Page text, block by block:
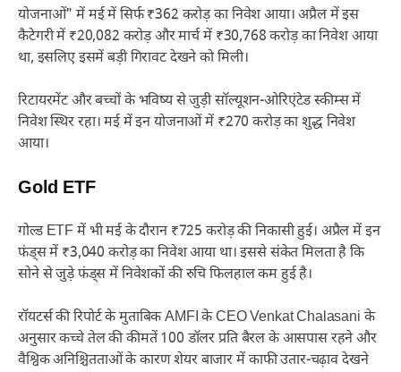
योजनाओं" में मई में सिर्फ ₹362 करोड़ का निवेश आया। अप्रैल में इस
कैटेगरी में ₹20,082 करोड़ और मार्च में ₹30,768 करोड़ का निवेश आया
था, इसलिए इसमें बड़ी गिरावट देखने को मिली।
रिटायरमेंट और बच्चों के भविष्य से जुड़ी सॉल्यूशन-ओरिएंटेड स्कीम्स में
निवेश स्थिर रहा। मई में इन योजनाओं में ₹270 करोड़ का शुद्ध निवेश
आया।
Gold ETF
गोल्ड ETF में भी मई के दौरान ₹725 करोड़ की निकासी हुई। अप्रैल में इन
फंड्स में ₹3,040 करोड़ का निवेश आया था। इससे संकेत मिलता है कि
सोने से जुड़े फंड्स में निवेशकों की रुचि फिलहाल कम हुई है।
रॉयटर्स की रिपोर्ट के मुताबिक AMFI के CEO Venkat Chalasani के
अनुसार कच्चे तेल की कीमतें 100 डॉलर प्रति बैरल के आसपास रहने और
वैश्विक अनिश्चितताओं के कारण शेयर बाजार में काफी उतार-चढ़ाव देखने